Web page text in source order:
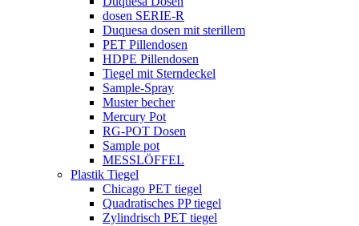
dosen SERIE-R
Duquesa dosen mit sterillem
PET Pillendosen
HDPE Pillendosen
Tiegel mit Sterndeckel
Sample-Spray
Muster becher
Mercury Pot
RG-POT Dosen
Sample pot
MESSLÖFFEL
Plastik Tiegel
Chicago PET tiegel
Quadratisches PP tiegel
Zylindrisch PET tiegel